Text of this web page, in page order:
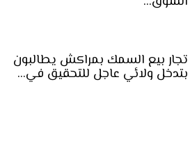
تجار بيع السمك بمراكش يطالبون
بتدخل ولائي عاجل للتحقيق في…